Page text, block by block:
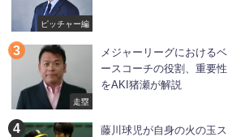
ピッチャー編
走塁
メジャーリーグにおけるベ
ースコーチの役割、重要性
をAKI猪瀬が解説
藤川球児が自身の火の玉ス